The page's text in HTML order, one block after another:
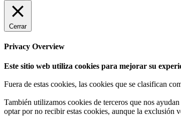
Cerrar
Privacy Overview
Este sitio web utiliza cookies para mejorar su
Fuera de estas cookies, las cookies que se clasifican
También utilizamos cookies de terceros que nos
optar por no recibir estas cookies, aunque la exclusión